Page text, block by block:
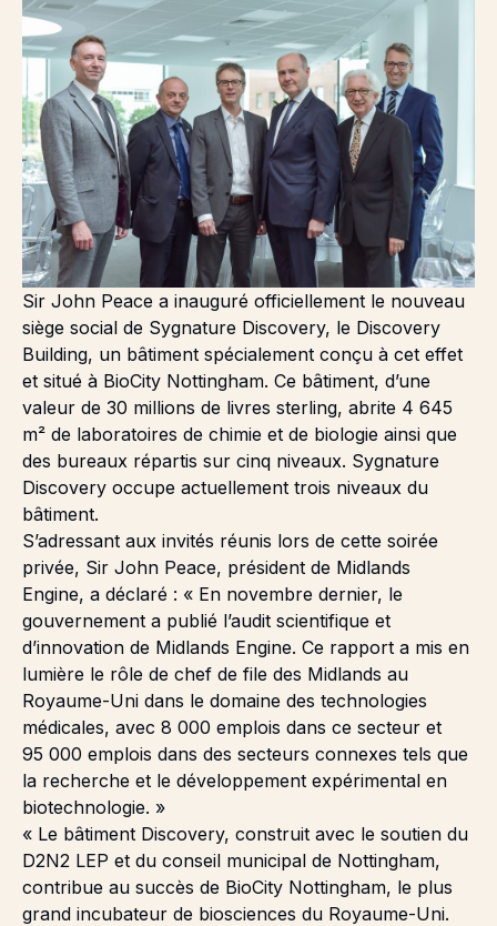
Sir John Peace a inauguré officiellement le nouveau
siège social de Sygnature Discovery, le Discovery
Building, un bâtiment spécialement conçu à cet effet
et situé à BioCity Nottingham. Ce bâtiment, d’une
valeur de 30 millions de livres sterling, abrite 4 645
m² de laboratoires de chimie et de biologie ainsi que
des bureaux répartis sur cinq niveaux. Sygnature
Discovery occupe actuellement trois niveaux du
bâtiment.
S’adressant aux invités réunis lors de cette soirée
privée, Sir John Peace, président de Midlands
Engine, a déclaré : « En novembre dernier, le
gouvernement a publié l’audit scientifique et
d’innovation de Midlands Engine. Ce rapport a mis en
lumière le rôle de chef de file des Midlands au
Royaume-Uni dans le domaine des technologies
médicales, avec 8 000 emplois dans ce secteur et
95 000 emplois dans des secteurs connexes tels que
la recherche et le développement expérimental en
biotechnologie. »
« Le bâtiment Discovery, construit avec le soutien du
D2N2 LEP et du conseil municipal de Nottingham,
contribue au succès de BioCity Nottingham, le plus
grand incubateur de biosciences du Royaume-Uni.